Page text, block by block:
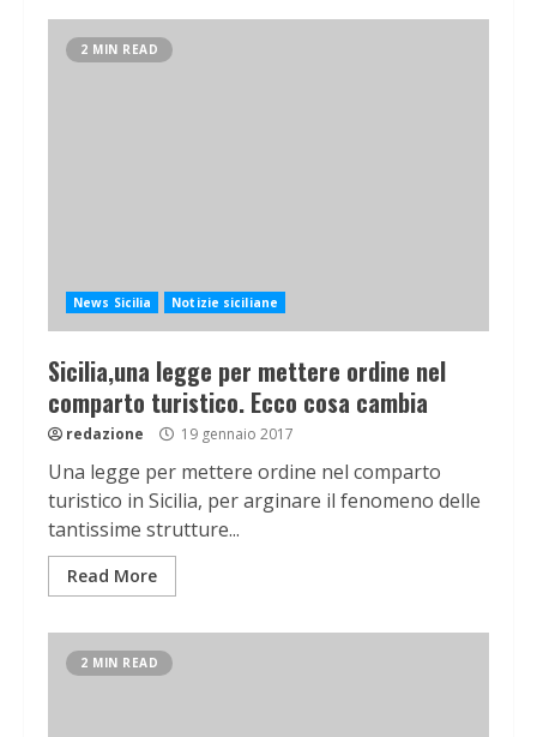
2 MIN READ
News Sicilia Notizie siciliane
Sicilia,una legge per mettere ordine nel
comparto turistico. Ecco cosa cambia
redazione 19 gennaio 2017
Una legge per mettere ordine nel comparto
turistico in Sicilia, per arginare il fenomeno delle
tantissime strutture...
Read More
2 MIN READ